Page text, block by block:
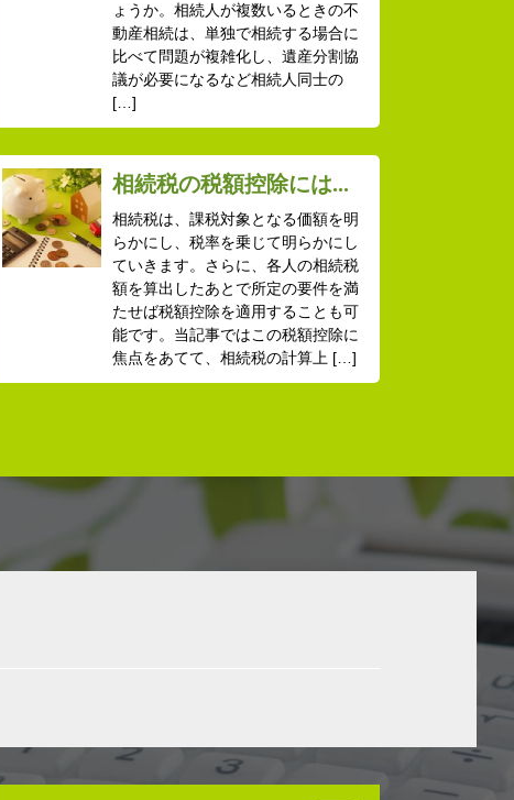
ょうか。相続人が複数いるときの不
動産相続は、単独で相続する場合に
比べて問題が複雑化し、遺産分割協
議が必要になるなど相続人同士の
[…]
相続税の税額控除には...
相続税は、課税対象となる価額を明
らかにし、税率を乗じて明らかにし
ていきます。さらに、各人の相続税
額を算出したあとで所定の要件を満
たせば税額控除を適用することも可
能です。当記事ではこの税額控除に
焦点をあてて、相続税の計算上 […]